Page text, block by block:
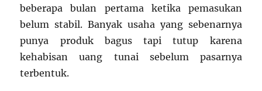
beberapa bulan pertama ketika pemasukan
belum stabil. Banyak usaha yang sebenarnya
punya produk bagus tapi tutup karena
kehabisan uang tunai sebelum pasarnya
terbentuk.